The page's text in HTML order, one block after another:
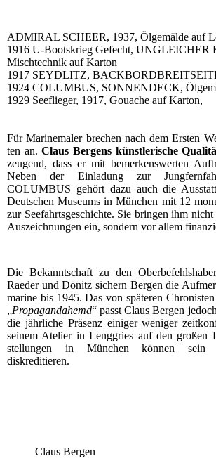
ADMIRAL SCHEER, 1937, Ölge­mäl­de auf
1916 U‑Bootskrieg Gefecht, UNGLEICHER
Misch­tech­nik auf Karton
1917 SEYDLITZ,
1924 COLUMBUS, SONNENDECK,
1929 See­flie­ger, 1917, Gou­ache auf Karton,
Für Mari­ne­ma­ler bre­chen nach dem Ers­ten
ten an.Claus Ber­gens künst­le­ri­sche
zeu­gend, dass er mit bemer­kens­wer­ten
Neben der Ein­la­dung zur
COLUMBUS gehört dazu auch die
Deut­schen Muse­ums in Mün­chen mit 12
zur See­fahrts­ge­schich­te. Sie brin­gen ihm
Aus­zeich­nun­gen ein, son­dern vor allem
Die Bekannt­schaft zu den
Rae­der und Dönitz sichern Ber­gen die
ma­ri­ne bis 1945. Das von spä­te­ren
„Pro­pa­gan­da­hemd“ passt Claus Ber­gen
die jähr­li­che Prä­senz eini­ger weni­ger
sei­nem Ate­lier in Leng­gries auf den gro­ßen
stel­lun­gen in Mün­chen kön­nen sein
diskreditieren.
Claus Ber­gen